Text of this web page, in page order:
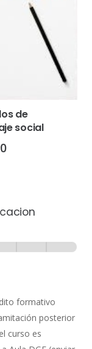
de
social
formativo
posterior
curso es